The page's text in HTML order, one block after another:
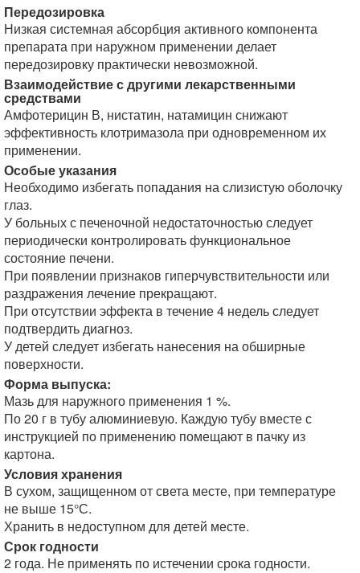
Передозировка
Низкая системная абсорбция активного компонента
препарата при наружном применении делает
передозировку практически невозможной.
Взаимодействие с другими лекарственными
средствами
Амфотерицин В, нистатин, натамицин снижают
эффективность клотримазола при одновременном их
применении.
Особые указания
Необходимо избегать попадания на слизистую оболочку
глаз.
У больных с печеночной недостаточностью следует
периодически контролировать функциональное
состояние печени.
При появлении признаков гиперчувствительности или
раздражения лечение прекращают.
При отсутствии эффекта в течение 4 недель следует
подтвердить диагноз.
У детей следует избегать нанесения на обширные
поверхности.
Форма выпуска:
Мазь для наружного применения 1 %.
По 20 г в тубу алюминиевую. Каждую тубу вместе с
инструкцией по применению помещают в пачку из
картона.
Условия хранения
В сухом, защищенном от света месте, при температуре
не выше 15°С.
Хранить в недоступном для детей месте.
Срок годности
2 года. Не применять по истечении срока годности.